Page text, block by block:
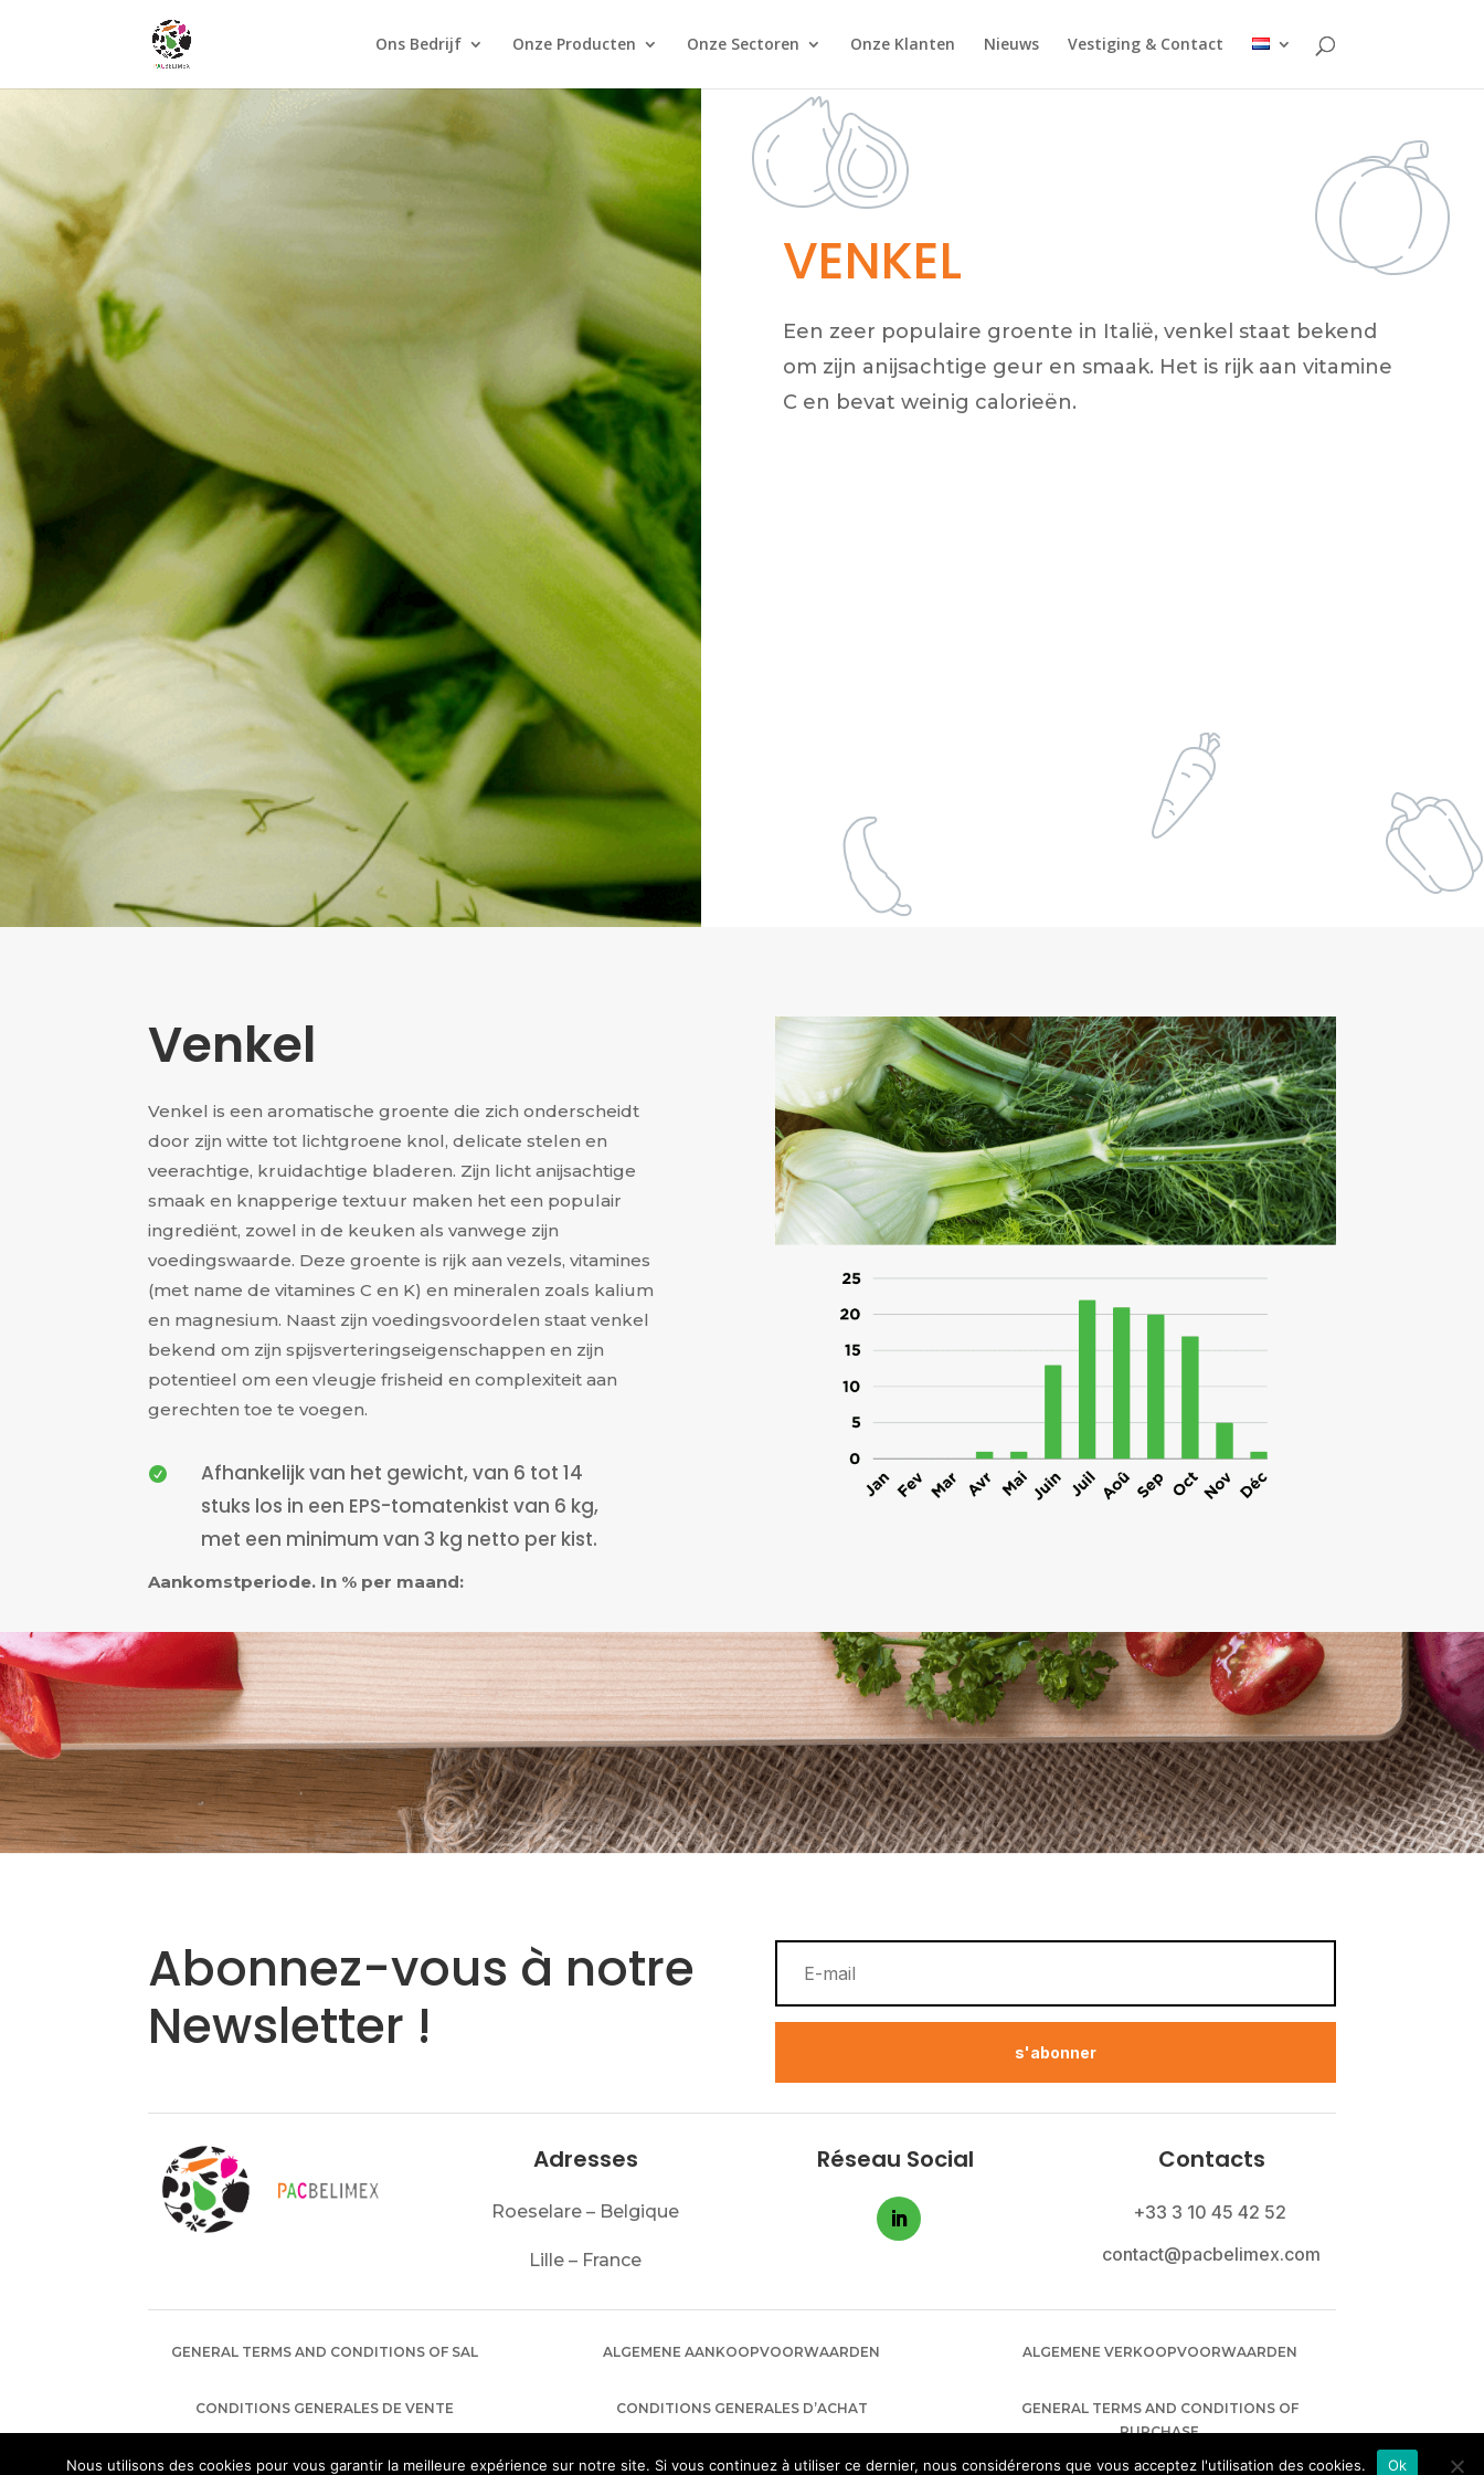
Ons Bedrijf Onze Producten Onze Sectoren Onze Klanten Nieuws Vestiging & Contact
VENKEL
Een zeer populaire groente in Italië, venkel staat bekend
om zijn anijsachtige geur en smaak. Het is rijk aan vitamine
C en bevat weinig calorieën.
Venkel
Venkel is een aromatische groente die zich onderscheidt
door zijn witte tot lichtgroene knol, delicate stelen en
veerachtige, kruidachtige bladeren. Zijn licht anijsachtige
smaak en knapperige textuur maken het een populair
ingrediënt, zowel in de keuken als vanwege zijn
voedingswaarde. Deze groente is rijk aan vezels, vitamines
(met name de vitamines C en K) en mineralen zoals kalium
en magnesium. Naast zijn voedingsvoordelen staat venkel
bekend om zijn spijsverteringseigenschappen en zijn
potentieel om een vleugje frisheid en complexiteit aan
gerechten toe te voegen.

Afhankelijk van het gewicht, van 6 tot 14
stuks los in een EPS-tomatenkist van 6 kg,
met een minimum van 3 kg netto per kist.
Aankomstperiode. In % per maand:
Abonnez-vous à notre
Newsletter !
s'abonner
Adresses
Roeselare – Belgique
Lille – France
Réseau Social Contacts
+33 3 10 45 42 52
contact@pacbelimex.com
GENERAL TERMS AND CONDITIONS OF SAL
CONDITIONS GENERALES DE VENTE
ALGEMENE AANKOOPVOORWAARDEN
CONDITIONS GENERALES D’ACHAT
ALGEMENE VERKOOPVOORWAARDEN
GENERAL TERMS AND CONDITIONS OF
PURCHASE
Nous utilisons des cookies pour vous garantir la meilleure expérience sur notre site. Si vous continuez à utiliser ce dernier, nous considérerons que vous acceptez l'utilisation des cookies. Ok